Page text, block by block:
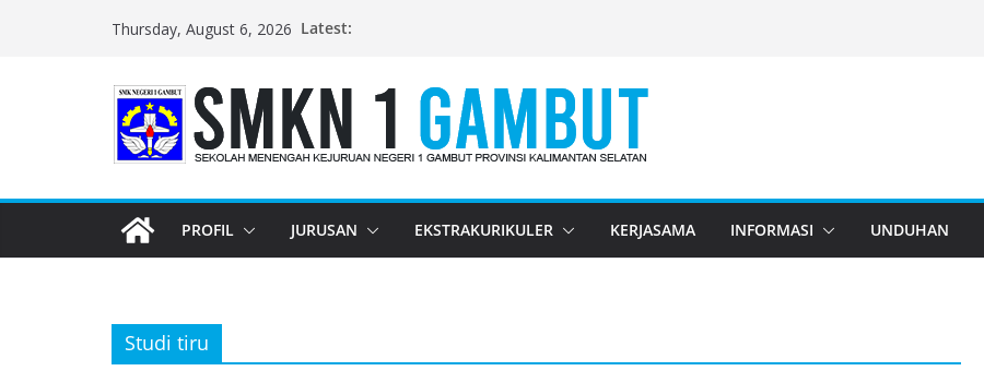
Thursday, August 6, 2026 Latest:
PROFIL JURUSAN EKSTRAKURIKULER KERJASAMA INFORMASI UNDUHAN
Studi tiru